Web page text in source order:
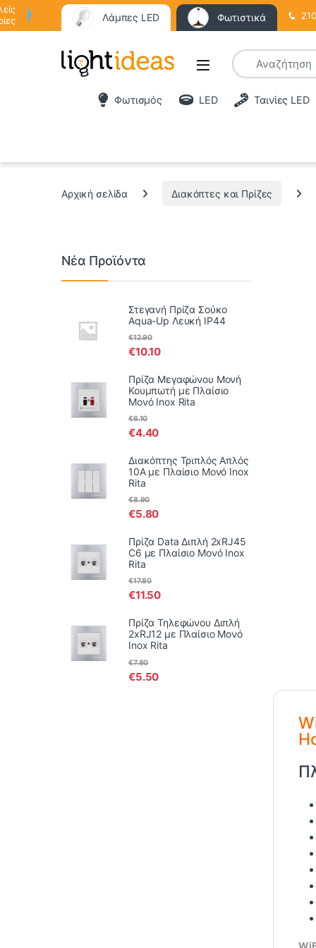
Λάμπες LED Φωτιστικά
Φωτισμός LED Ταινίες LED
Αρχική σελίδα Διακόπτες και Πρίζες
Νέα Προϊόντα
Στεγανή Πρίζα Σούκο
Aqua-Up Λευκή IP44
€10.10
€12.90
Πρίζα Μεγαφώνου Μονή
Κουμπωτή με Πλαίσιο
Μονό Inox Rita
€4.40
€6.10
Διακόπτης Τριπλός Απλός
10Α με Πλαίσιο Μονό Inox
Rita
€5.80
€8.90
Πρίζα Data Διπλή 2xRJ45
C6 με Πλαίσιο Μονό Inox
Rita
€11.50
€17.80
Πρίζα Τηλεφώνου Διπλή
2xRJ12 με Πλαίσιο Μονό
Inox Rita
€5.50
€7.80